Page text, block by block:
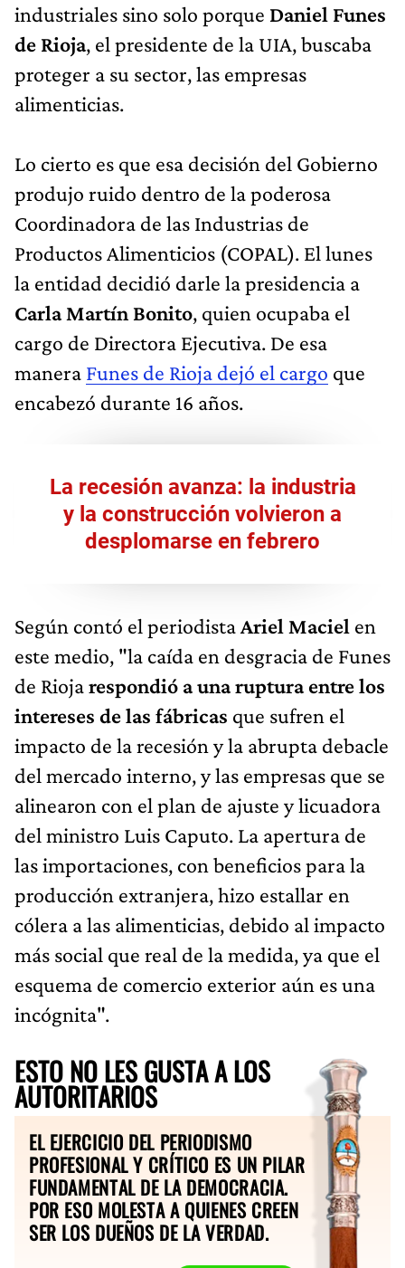
industriales sino solo porque Daniel Funes
de Rioja, el presidente de la UIA, buscaba
proteger a su sector, las empresas
alimenticias.
Lo cierto es que esa decisión del Gobierno
produjo ruido dentro de la poderosa
Coordinadora de las Industrias de
Productos Alimenticios (COPAL). El lunes
la entidad decidió darle la presidencia a
Carla Martín Bonito, quien ocupaba el
cargo de Directora Ejecutiva. De esa
manera Funes de Rioja dejó el cargo que
encabezó durante 16 años.
La recesión avanza: la industria
y la construcción volvieron a
desplomarse en febrero
Según contó el periodistaAriel Maciel en
este medio, "la caída en desgracia de Funes
de Riojarespondió a una ruptura entre los
intereses de las fábricas que sufren el
impacto de la recesión y la abrupta debacle
del mercado interno, y las empresas que se
alinearon con el plan de ajuste y licuadora
del ministro Luis Caputo. La apertura de
las importaciones, con beneficios para la
producción extranjera, hizo estallar en
cólera a las alimenticias, debido al impacto
más social que real de la medida, ya que el
esquema de comercio exterior aún es una
incógnita".
ESTO NO LES GUSTA A LOS
AUTORITARIOS
EL EJERCICIO DEL PERIODISMO
PROFESIONAL Y CRÍTICO ES UN PILAR
FUNDAMENTAL DE LA DEMOCRACIA.
POR ESO MOLESTA A QUIENES CREEN
SER LOS DUEÑOS DE LA VERDAD.